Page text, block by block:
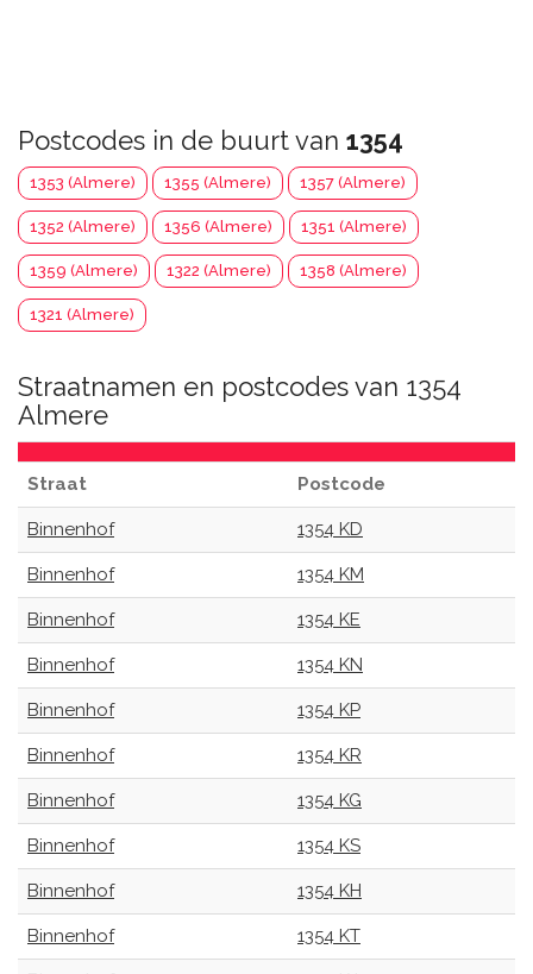
Postcodes in de buurt van 1354
1353 (Almere) 1355 (Almere) 1357 (Almere)
1352 (Almere) 1356 (Almere) 1351 (Almere)
1359 (Almere) 1322 (Almere) 1358 (Almere)
1321 (Almere)
Straatnamen en postcodes van 1354
Almere
Straat Postcode
Binnenhof 1354 KD
Binnenhof 1354 KM
Binnenhof 1354 KE
Binnenhof 1354 KN
Binnenhof 1354 KP
Binnenhof 1354 KR
Binnenhof 1354 KG
Binnenhof 1354 KS
Binnenhof 1354 KH
Binnenhof 1354 KT